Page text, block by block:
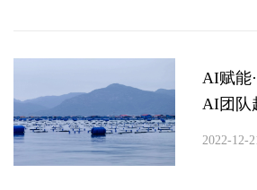
AI赋能
AI团队
2022-12-